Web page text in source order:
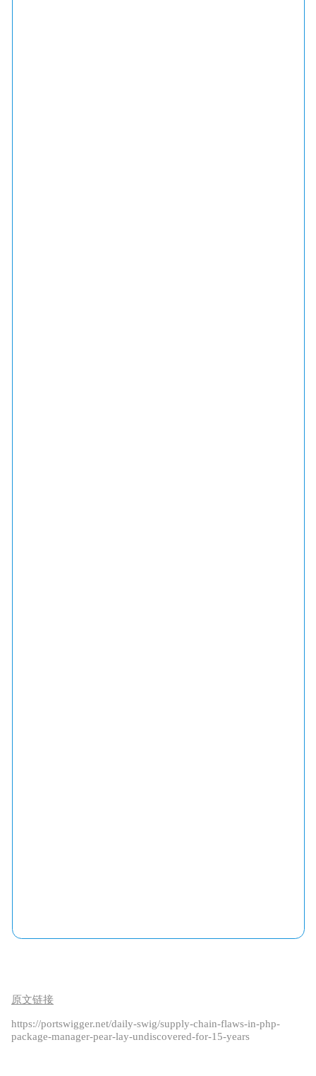
原文链接
https://portswigger.net/daily-swig/supply-chain-flaws-in-php-
package-manager-pear-lay-undiscovered-for-15-years